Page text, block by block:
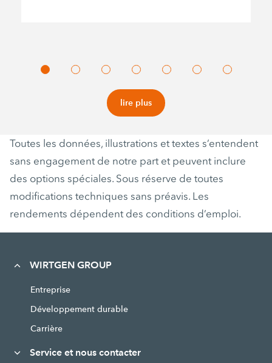
lire plus
Toutes les données, illustrations et textes s’entendent
sans engagement de notre part et peuvent inclure
des options spéciales. Sous réserve de toutes
modifications techniques sans préavis. Les
rendements dépendent des conditions d’emploi.
WIRTGEN GROUP
Entreprise
Développement durable
Carrière
Service et nous contacter